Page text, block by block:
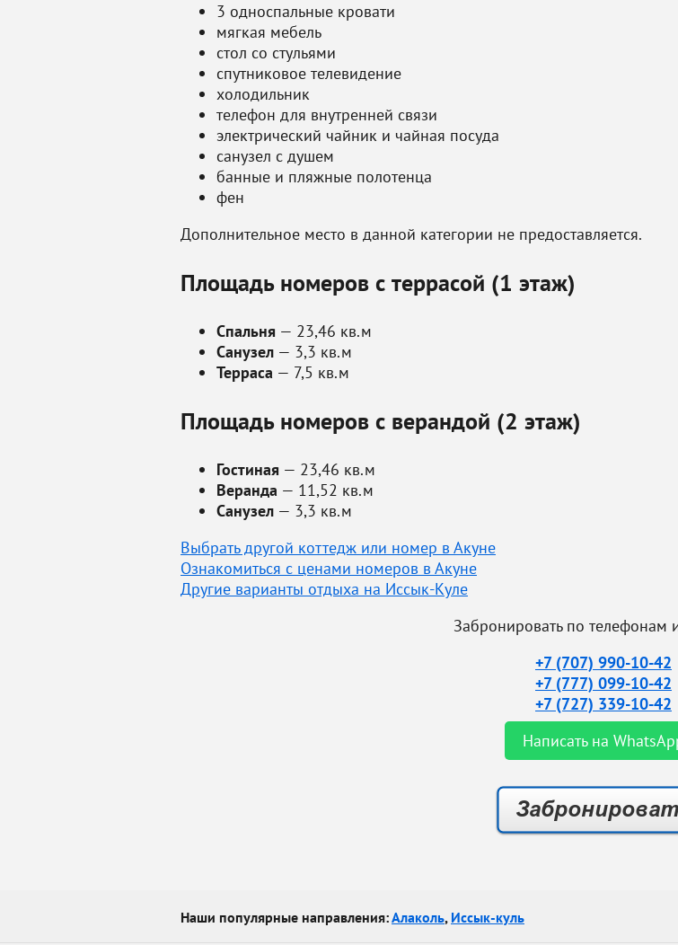
3 односпальные кровати
мягкая мебель
стол со стульями
спутниковое телевидение
холодильник
телефон для внутренней связи
электрический чайник и чайная посуда
санузел с душем
банные и пляжные полотенца
фен
Дополнительное место в данной категории не предоставляется.
Площадь номеров с террасой (1 этаж)
Спальня — 23,46 кв.м
Санузел — 3,3 кв.м
Терраса — 7,5 кв.м
Площадь номеров с верандой (2 этаж)
Гостиная — 23,46 кв.м
Веранда — 11,52 кв.м
Санузел — 3,3 кв.м
Выбрать другой коттедж или номер в Акуне
Ознакомиться с ценами номеров в Акуне
Другие варианты отдыха на Иссык-Куле
Забронировать по телефонам
+7 (707) 990-10-42
+7 (777) 099-10-42
+7 (727) 339-10-42
Написать на
Наши популярные направления:Алаколь, Иссык-куль